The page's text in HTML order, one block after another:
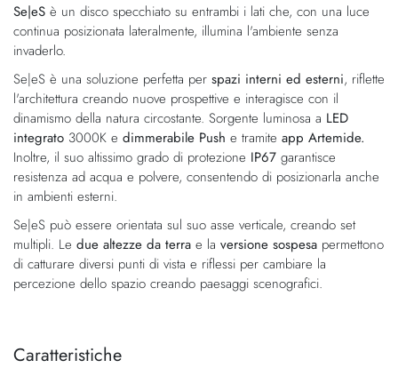
galleria
di
immagini
di
immagini
Se|eS è un disco specchiato su entrambi i lati che, con una luce
continua posizionata lateralmente, illumina l'ambiente senza
invaderlo.
Se|eS è una soluzione perfetta per spazi interni ed esterni, riflette
l'architettura creando nuove prospettive e interagisce con il
dinamismo della natura circostante. Sorgente luminosa a LED
integrato 3000K e dimmerabile Push e tramite app Artemide.
Inoltre, il suo altissimo grado di protezione IP67 garantisce
resistenza ad acqua e polvere, consentendo di posizionarla anche
in ambienti esterni.
Se|eS può essere orientata sul suo asse verticale, creando set
multipli. Le due altezze da terra e la versione sospesa permettono
di catturare diversi punti di vista e riflessi per cambiare la
percezione dello spazio creando paesaggi scenografici.
Caratteristiche